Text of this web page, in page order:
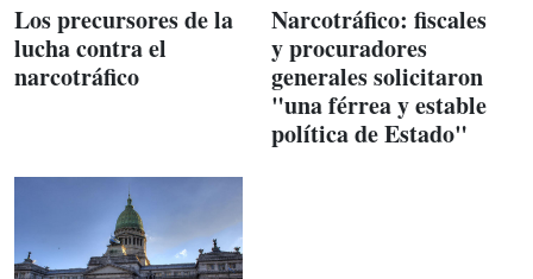
Los precursores de la
lucha contra el
narcotráfico
Narcotráfico: fiscales
y procuradores
generales solicitaron
"una férrea y estable
política de Estado"